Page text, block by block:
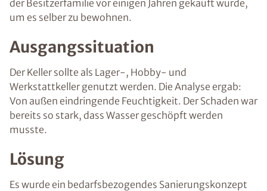
der Besitzerfamilie vor einigen Jahren gekauft wurde,
um es selber zu bewohnen.
Ausgangssituation
Der Keller sollte als Lager-, Hobby- und
Werkstattkeller genutzt werden. Die Analyse ergab:
Von außen eindringende Feuchtigkeit. Der Schaden war
bereits so stark, dass Wasser geschöpft werden
musste.
Lösung
Es wurde ein bedarfsbezogendes Sanierungskonzept